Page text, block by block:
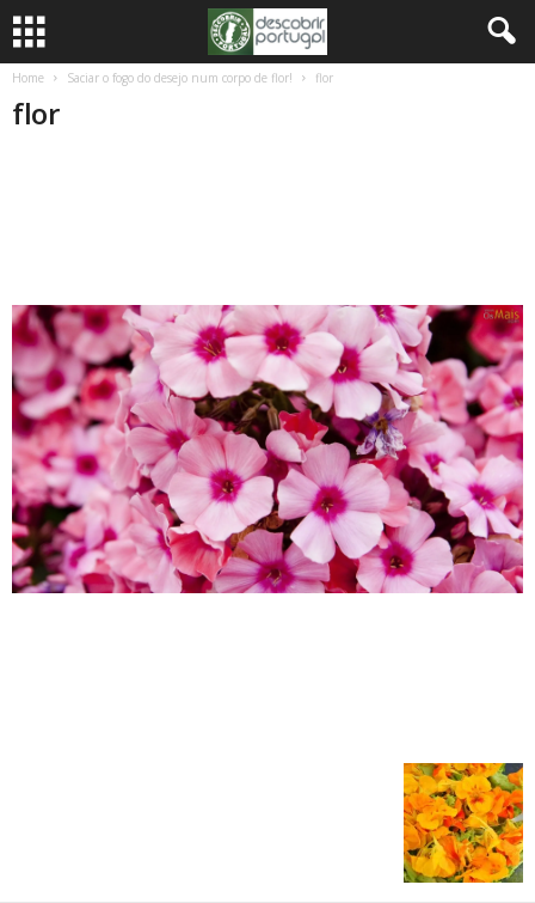
Home Saciar o fogo do desejo num corpo de flor! flor
flor